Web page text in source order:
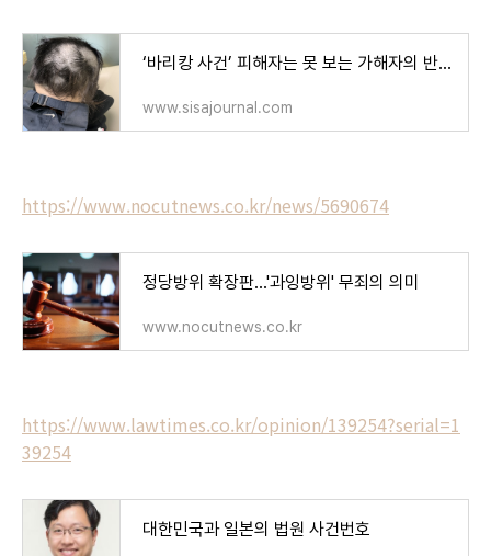
‘바리캉 사건’ 피해자는 못 보는 가해자의 반성문 - 시사저널
www.sisajournal.com
https://www.nocutnews.co.kr/news/5690674
정당방위 확장판…'과잉방위' 무죄의 의미
www.nocutnews.co.kr
https://www.lawtimes.co.kr/opinion/139254?serial=1
39254
대한민국과 일본의 법원 사건번호